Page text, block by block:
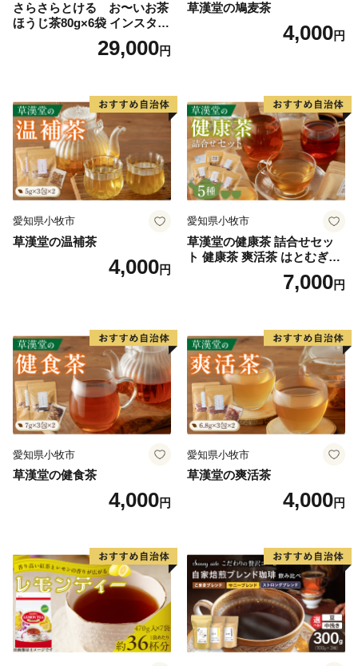
さらさらとける お〜いお茶
ほうじ茶80g×6袋 インスタン
トほうじ茶 粉末ほうじ茶 粉
末茶 おーいお茶 粉末緑茶
29,000円
草漢堂の鳩麦茶
4,000円
愛知県小牧市
草漢堂の温補茶
4,000円
愛知県小牧市
草漢堂の健康茶 詰合せセッ
ト 健康茶 爽活茶 はとむぎ茶
温補茶 健食茶 和漢紅茶 お茶
7,000円
愛知県小牧市
草漢堂の健食茶
4,000円
愛知県小牧市
草漢堂の爽活茶
4,000円